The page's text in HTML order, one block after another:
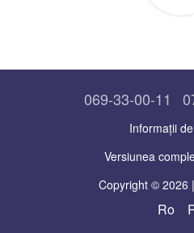
069-33-00-11
Informații
Versiunea
Copyright © 2026
Ro